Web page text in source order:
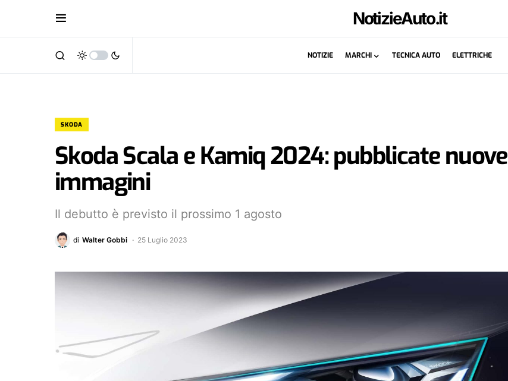
NotizieAuto.it
NOTIZIE MARCHI TECNICA AUTO ELETTRICHE
SKODA
Skoda Scala e Kamiq 2024: pubblicate nuove
immagini
Il debutto è previsto il prossimo 1 agosto
di Walter Gobbi 25 Luglio 2023